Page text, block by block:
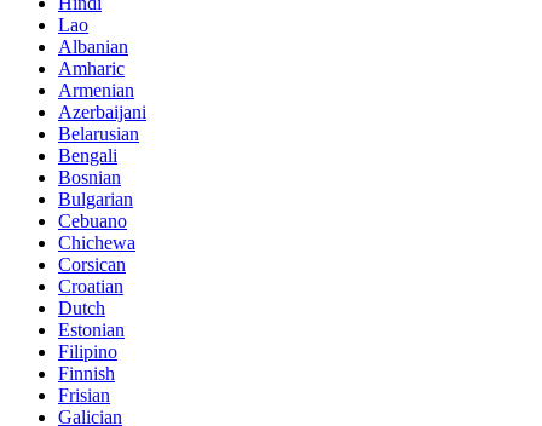
Lao
Albanian
Amharic
Armenian
Azerbaijani
Belarusian
Bengali
Bosnian
Bulgarian
Cebuano
Chichewa
Corsican
Croatian
Dutch
Estonian
Filipino
Finnish
Frisian
Galician